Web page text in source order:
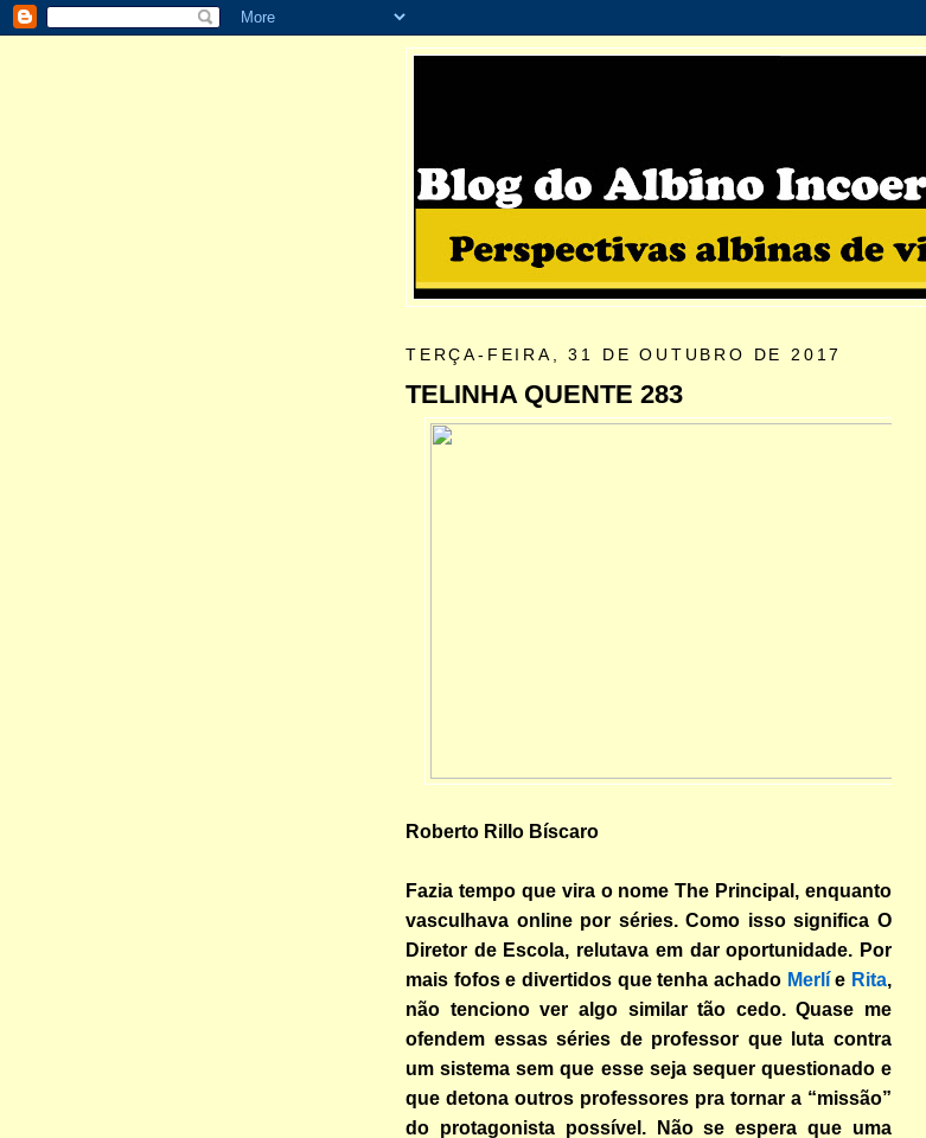
TERÇA-FEIRA, 31 DE OUTUBRO DE 2017
TELINHA QUENTE 283
Roberto Rillo Bíscaro
Fazia tempo que vira o nome The Principal, enquanto
vasculhava online por séries. Como isso significa O
Diretor de Escola, relutava em dar oportunidade. Por
mais fofos e divertidos que tenha achado Merlíe Rita,
não tenciono ver algo similar tão cedo. Quase me
ofendem essas séries de professor que luta contra
um sistema sem que esse seja sequer questionado e
que detona outros professores pra tornar a “missão”
do protagonista possível. Não se espera que uma